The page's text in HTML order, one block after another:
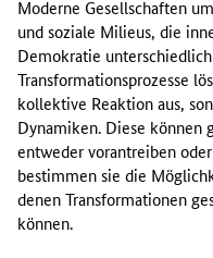
Moderne Gesellschaften
und soziale Milieus, die
Demokratie
Transformationsprozesse
kollektive Reaktion aus,
Dynamiken. Diese können
entweder vorantreiben
bestimmen sie die
denen Transformationen
können.